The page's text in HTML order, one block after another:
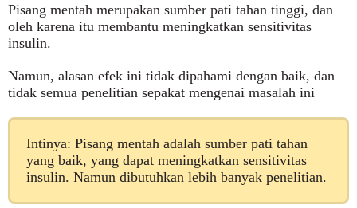
Pisang mentah merupakan sumber pati tahan tinggi, dan
oleh karena itu membantu meningkatkan sensitivitas
insulin.
Namun, alasan efek ini tidak dipahami dengan baik, dan
tidak semua penelitian sepakat mengenai masalah ini
Intinya: Pisang mentah adalah sumber pati tahan
yang baik, yang dapat meningkatkan sensitivitas
insulin. Namun dibutuhkan lebih banyak penelitian.